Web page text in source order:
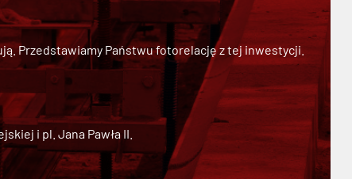
Przedstawiamy Państwu fotorelację z tej inwestycji.
i pl. Jana Pawła II.